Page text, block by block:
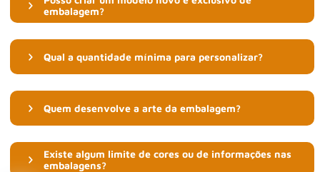
embalagem?
Qual a quantidade mínima para personalizar?
Quem desenvolve a arte da embalagem?
Existe algum limite de cores ou de informações nas
embalagens?